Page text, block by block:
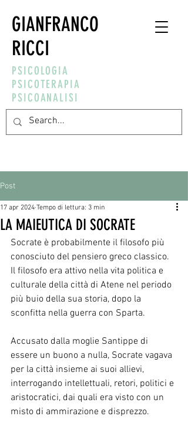
GIANFRANCO
RICCI
PSICOLOGIA
PSICOTERAPIA
PSICOANALISI
Post
LA MAIEUTICA DI SOCRATE
17 apr 2024 Tempo di lettura: 3 min
Socrate è probabilmente il filosofo più
conosciuto del pensiero greco classico.
Il filosofo era attivo nella vita politica e
culturale della città di Atene nel periodo
più buio della sua storia, dopo la
sconfitta nella guerra con Sparta.
Accusato dalla moglie Santippe di
essere un buono a nulla, Socrate vagava
per la città insieme ai suoi allievi,
interrogando intellettuali, retori, politici e
aristocratici, dai quali era visto con un
misto di ammirazione e disprezzo.